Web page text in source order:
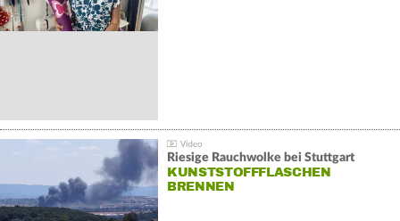
Riesige Rauchwolke bei Stuttgart
KUNSTSTOFFFLASCHEN
BRENNEN